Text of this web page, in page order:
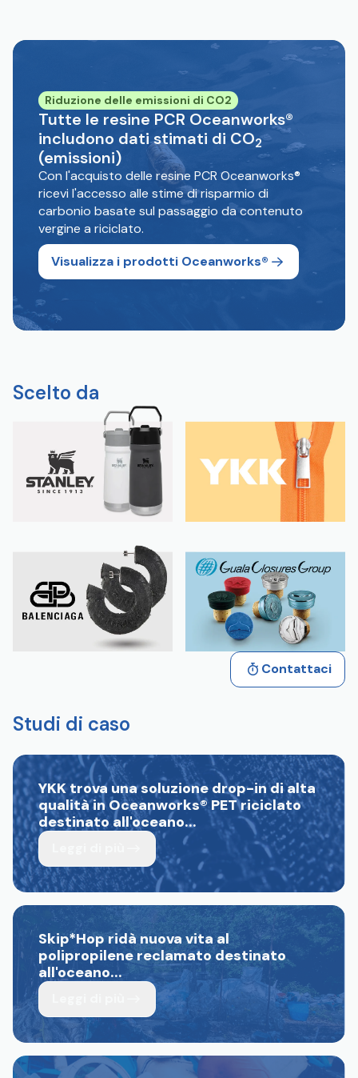
Riduzione delle emissioni di CO2
Tutte le resine PCR Oceanworks®
includono dati stimati di CO2
(emissioni)
Con l'acquisto delle resine PCR Oceanworks®
ricevi l'accesso alle stime di risparmio di
carbonio basate sul passaggio da contenuto
vergine a riciclato.
Visualizza i prodotti Oceanworks®
Scelto da
Contattaci
Studi di caso
YKK trova una soluzione drop-in di alta
qualità in Oceanworks®PET riciclato
destinato all'oceano...
Skip*Hop ridà nuova vita al
polipropilene reclamato destinato
all'oceano...